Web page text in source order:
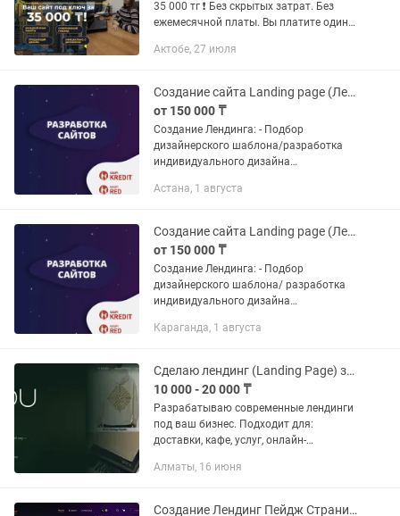
35 000 тг ❗️ Без скрытых затрат. Без
ежемесячной платы. Вы платите один
оплачиваются 1 раз в год. ⚡️ Срок
Актобе, 27 июля
Создание сайта Landing page (Лендинга)
от 150 000 ₸
Создание Лендинга: - Подбор
дизайнерского шаблона/разработка
индивидуального дизайна
Наполнение сайта материалами
форм, виджетов и...
Астана, 1 августа
Создание сайта Landing page (Лендинг)
от 150 000 ₸
Создание Лендинга: - Подбор
дизайнерского шаблона/ разработка
индивидуального дизайна
Наполнение сайта материалами
форм, виджетов и...
Караганда, 1 августа
Сделаю лендинг (Landing Page) за 12 дня Быстро и недорого
10 000 - 20 000 ₸
Разрабатываю современные лендинги
под ваш бизнес. Подходит для:
доставки, кафе, услуг, онлайн-
от 24 часов ✔ Адаптация под телефон
Алматы, 16 июня
Создание Лендинг Пейдж Страниц Для Вашего Бизнеса